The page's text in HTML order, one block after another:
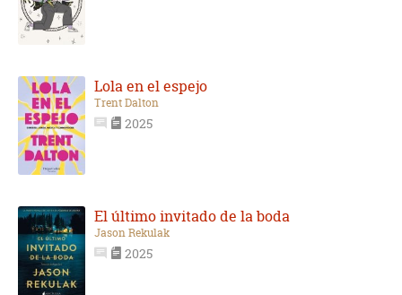
Lola en el espejo
Trent Dalton
2025
El último invitado de la boda
Jason Rekulak
2025